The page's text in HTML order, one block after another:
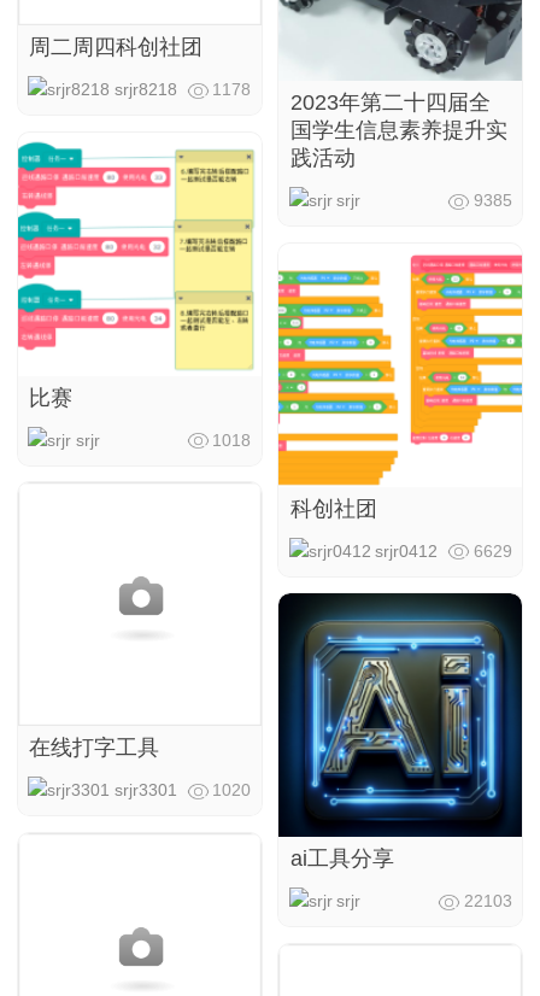
周二周四科创社团
srjr8218 1178
比赛
srjr 1018
在线打字工具
srjr3301 1020
2023年第二十四届全
国学生信息素养提升实
践活动
srjr 9385
科创社团
srjr0412 6629
ai工具分享
srjr 22103